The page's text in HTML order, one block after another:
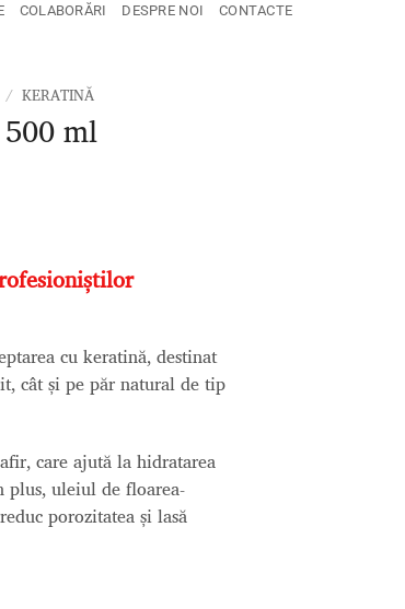
COLABORĂRI DESPRE NOI CONTACTE
/ KERATINĂ
ml
lei.
cu keratină, destinat
cât și pe păr natural de tip
care ajută la hidratarea
plus, uleiul de floarea-
porozitatea și lasă